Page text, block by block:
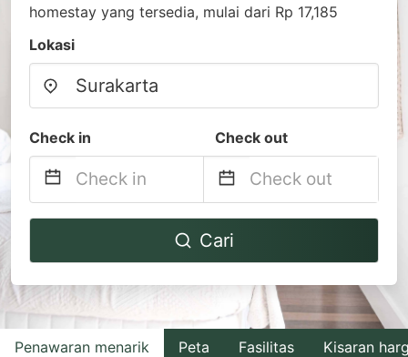
homestay yang tersedia, mulai dari Rp 17,185
Lokasi
Check in Check out
Navigate
to
interact
with
the
Navigate
to
interact
with
the
Cari
Penawaran menarik Peta Fasilitas Kisaran